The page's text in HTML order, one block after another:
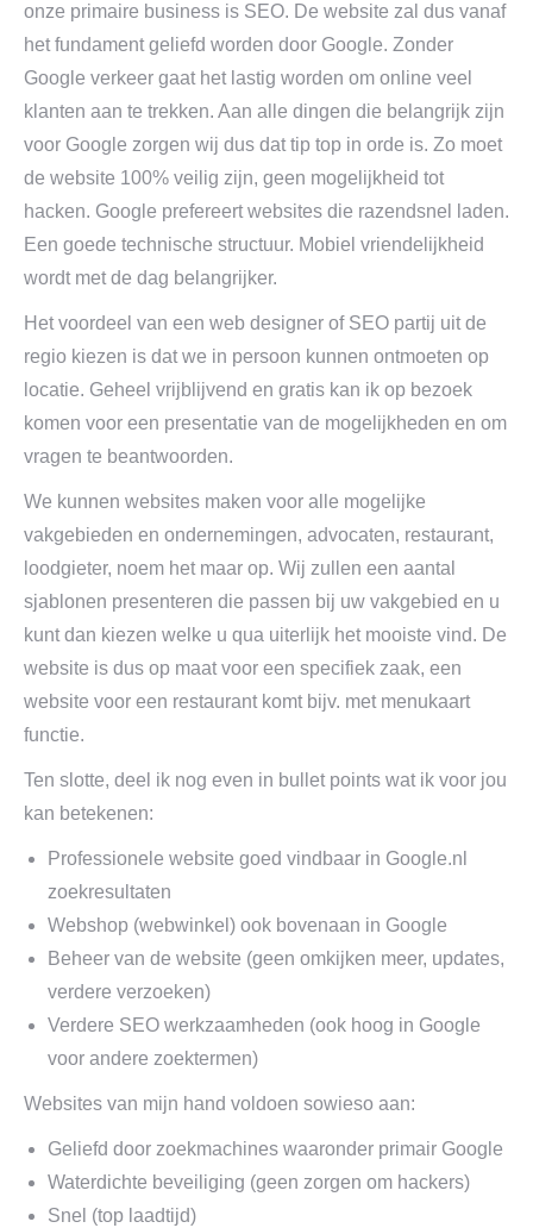
onze primaire business is SEO. De website zal dus vanaf
het fundament geliefd worden door Google. Zonder
Google verkeer gaat het lastig worden om online veel
klanten aan te trekken. Aan alle dingen die belangrijk zijn
voor Google zorgen wij dus dat tip top in orde is. Zo moet
de website 100% veilig zijn, geen mogelijkheid tot
hacken. Google prefereert websites die razendsnel laden.
Een goede technische structuur. Mobiel vriendelijkheid
wordt met de dag belangrijker.
Het voordeel van een web designer of SEO partij uit de
regio kiezen is dat we in persoon kunnen ontmoeten op
locatie. Geheel vrijblijvend en gratis kan ik op bezoek
komen voor een presentatie van de mogelijkheden en om
vragen te beantwoorden.
We kunnen websites maken voor alle mogelijke
vakgebieden en ondernemingen, advocaten, restaurant,
loodgieter, noem het maar op. Wij zullen een aantal
sjablonen presenteren die passen bij uw vakgebied en u
kunt dan kiezen welke u qua uiterlijk het mooiste vind. De
website is dus op maat voor een specifiek zaak, een
website voor een restaurant komt bijv. met menukaart
functie.
Ten slotte, deel ik nog even in bullet points wat ik voor jou
kan betekenen:
Professionele website goed vindbaar in Google.nl
zoekresultaten
Webshop (webwinkel) ook bovenaan in Google
Beheer van de website (geen omkijken meer, updates,
verdere verzoeken)
Verdere SEO werkzaamheden (ook hoog in Google
voor andere zoektermen)
Websites van mijn hand voldoen sowieso aan:
Geliefd door zoekmachines waaronder primair Google
Waterdichte beveiliging (geen zorgen om hackers)
Snel (top laadtijd)